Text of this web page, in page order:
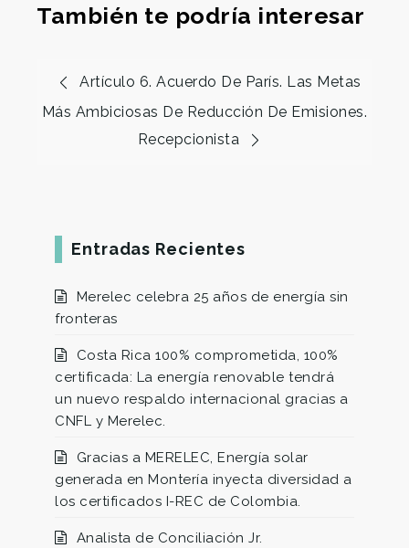
También te podría interesar
Artículo 6. Acuerdo De París. Las Metas
Más Ambiciosas De Reducción De Emisiones.
Recepcionista
Entradas Recientes
Merelec celebra 25 años de energía sin
fronteras
Costa Rica 100% comprometida, 100%
certificada: La energía renovable tendrá
un nuevo respaldo internacional gracias a
CNFL y Merelec.
Gracias a MERELEC, Energía solar
generada en Montería inyecta diversidad a
los certificados I-REC de Colombia.
Analista de Conciliación Jr.